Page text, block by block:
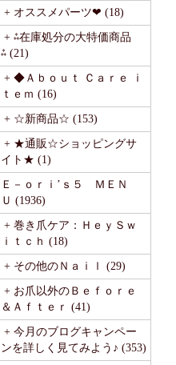
+ オススメパーツ❤ (18)
+ ⁂在庫処分の大特価商品
⁂ (21)
+ ◆Ａｂｏｕｔ Ｃａｒｅ ｉ
ｔｅｍ (16)
+ ☆新商品☆ (153)
+ ★通販☆ショッピングサ
イト★ (1)
Ｅ－ｏｒｉ’ｓ５ ＭＥＮ
Ｕ (1936)
+ 巻き爪ケア：ＨｅｙＳｗ
ｉｔｃｈ (18)
+ その他のＮａｉｌ (29)
+ お爪以外のＢｅｆｏｒｅ
＆Ａｆｔｅｒ (41)
+ 今月のブログキャンペー
ンを詳しく見てみよう♪ (353)